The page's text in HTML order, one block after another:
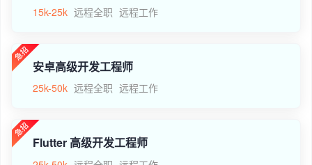
15k-25k 远程全职 远程工作
安卓高级开发工程师
25k-50k 远程全职 远程工作
Flutter 高级开发工程师